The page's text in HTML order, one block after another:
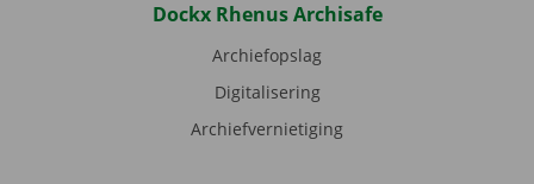
Dockx Rhenus Archisafe
Archiefopslag
Digitalisering
Archiefvernietiging